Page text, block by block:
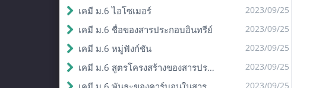
เคมี ม.6 ไอโซเมอร์ 2023/09/25
เคมี ม.6 ชื่อของสารประกอบอินทรีย์ 2023/09/25
เคมี ม.6 หมู่ฟังก์ชัน 2023/09/25
เคมี ม.6 สูตรโครงสร้างของสารประกอบอินทรีย์ 2023/09/25
2023/09/25